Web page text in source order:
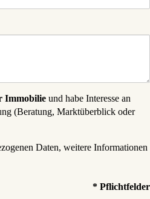
Immobilie und habe Interesse an
(Beratung, Marktüberblick oder
Daten, weitere Informationen
* Pflichtfelder